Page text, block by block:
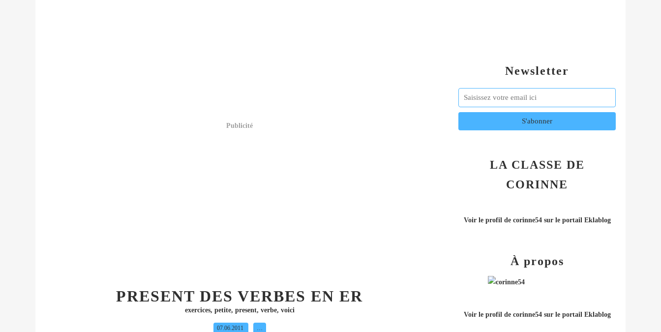
Publicité
PRESENT DES VERBES EN ER
exercices, petite, present, verbe, voici
07.06.2011 …
Newsletter
LA CLASSE DE
CORINNE
Voir le profil de corinne54sur le portail Eklablog
À propos
Voir le profil de corinne54sur le portail Eklablog